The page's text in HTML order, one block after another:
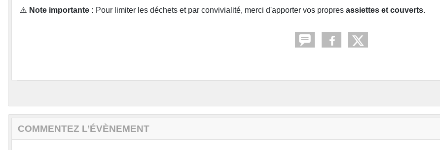
⚠️ Note importante : Pour limiter les déchets et par convivialité, merci d'apporter vos propres assiettes et couverts.
COMMENTEZ L’ÉVÈNEMENT